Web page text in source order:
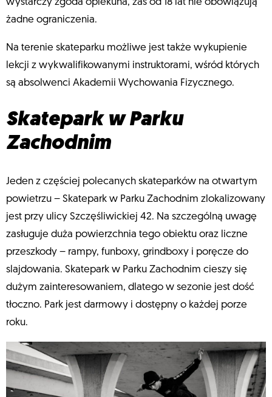
wystarczy zgoda opiekuna, zaś od 18 lat nie obowiązują
żadne ograniczenia.
Na terenie skateparku możliwe jest także wykupienie
lekcji z wykwalifikowanymi instruktorami, wśród których
są absolwenci Akademii Wychowania Fizycznego.
Skatepark w Parku
Zachodnim
Jeden z częściej polecanych skateparków na otwartym
powietrzu – Skatepark w Parku Zachodnim zlokalizowany
jest przy ulicy Szczęśliwickiej 42. Na szczególną uwagę
zasługuje duża powierzchnia tego obiektu oraz liczne
przeszkody – rampy, funboxy, grindboxy i poręcze do
slajdowania. Skatepark w Parku Zachodnim cieszy się
dużym zainteresowaniem, dlatego w sezonie jest dość
tłoczno. Park jest darmowy i dostępny o każdej porze
roku.